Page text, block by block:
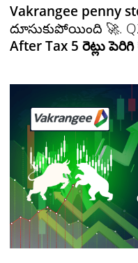
Vakrangee penny
దూసుకుపోయింది 🚀.
After Tax 5 రెట్లు పెరిగి